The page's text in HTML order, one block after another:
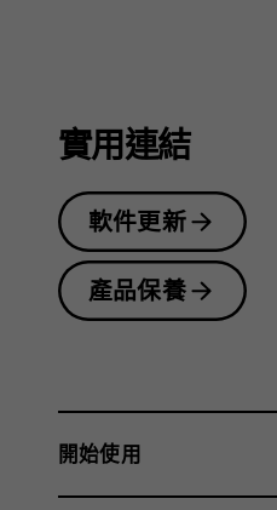
南
實用連結
軟件更新
產品保養
開始使用